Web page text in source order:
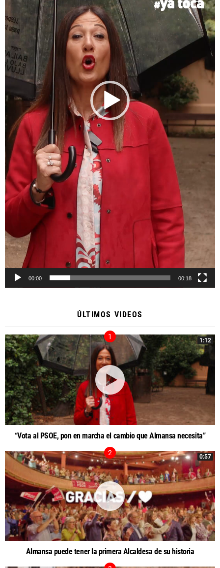
00:00 00:18
ÚLTIMOS VIDEOS
1:12
“Vota al PSOE, pon en marcha el cambio que Almansa necesita”
0:57
Almansa puede tener la primera Alcaldesa de su historia